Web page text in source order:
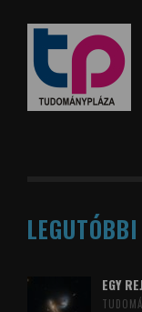
EGY